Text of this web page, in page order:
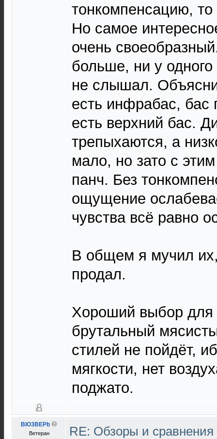
тонкомпенсацию,
Но самое
очень
больше, ни у одного
не слышал.
есть инфрабас, бас
есть верхний бас.
трепыхаются, а
мало, но зато с
панч. Без
ощущение
чувства всё равно
В общем я мучил
продал.
Хороший выбор для
брутальный
стилей не пойдёт,
мягкости, нет
поджато.
BIO3BEPb
Ветеран
RE: Обзоры и